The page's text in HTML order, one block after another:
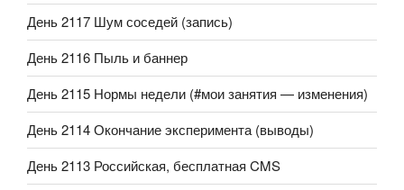
День 2117 Шум соседей (запись)
День 2116 Пыль и баннер
День 2115 Нормы недели (#мои занятия — изменения)
День 2114 Окончание эксперимента (выводы)
День 2113 Российская, бесплатная CMS